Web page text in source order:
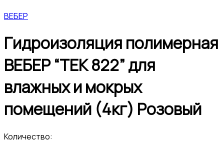
ВЕБЕР
Гидроизоляция полимерная
ВЕБЕР “ТЕК 822” для
влажных и мокрых
помещений (4кг) Розовый
Количество: